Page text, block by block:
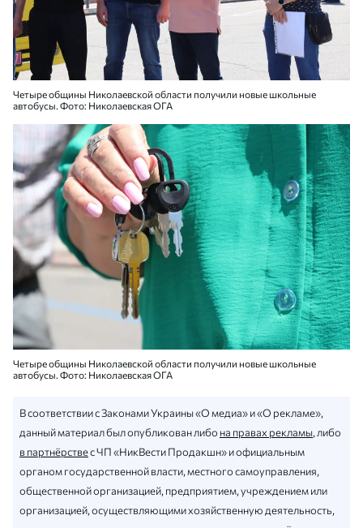
Четыре общины Николаевской области получили новые школьные
автобусы. Фото: Николаевская ОГА
Четыре общины Николаевской области получили новые школьные
автобусы. Фото: Николаевская ОГА
В соответствии с Законами Украины «О медиа» и «О рекламе»,
данный материал был опубликован либо на правах рекламы, либо
в партнёрствес ЧП «НикВести Продакшн» и официальным
органом государственной власти, местного самоуправления,
общественной организацией, предприятием, учреждением или
организацией, осуществляющими хозяйственную деятельность,